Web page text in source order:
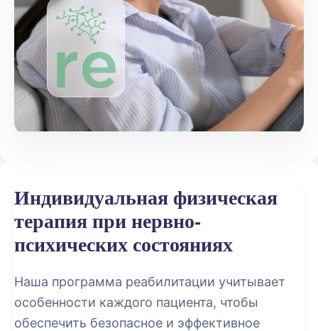
Индивидуальная физическая
терапия при нервно-
психических состояниях
Наша программа реабилитации учитывает
особенности каждого пациента, чтобы
обеспечить безопасное и эффективное